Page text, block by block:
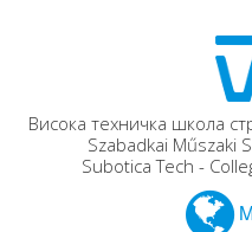
Висока техничка школа
Szabadkai Műszaki
Subotica Tech -